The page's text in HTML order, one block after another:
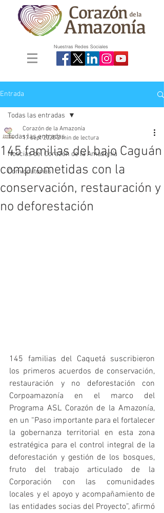
Nuestras Redes Sociales
Entrada
Todas las entradas
Noticias del Corazón de la Amazonía
Convocatorias
Todas las entradas
145 familias del bajo Caguán
comprometidas con la
conservación, restauración y
no deforestación
Corazón de la Amazonía
17 sept 2020 2 min de lectura
145 familias del Caquetá suscribieron
los primeros acuerdos de conservación,
restauración y no deforestación con
Corpoamazonía en el marco del
Programa ASL Corazón de la Amazonía,
en un “Paso importante para el fortalecer
la gobernanza territorial en esta zona
estratégica para el control integral de la
deforestación y gestión de los bosques,
fruto del trabajo articulado de la
Corporación con las comunidades
locales y el apoyo y acompañamiento de
las entidades socias del Proyecto”, afirmó